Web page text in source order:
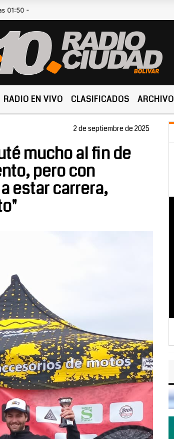
RADIO EN VIVO CLASIFICADOS ARCHIVO
2 de septiembre de 2025
mucho al fin de
pero con
estar carrera,